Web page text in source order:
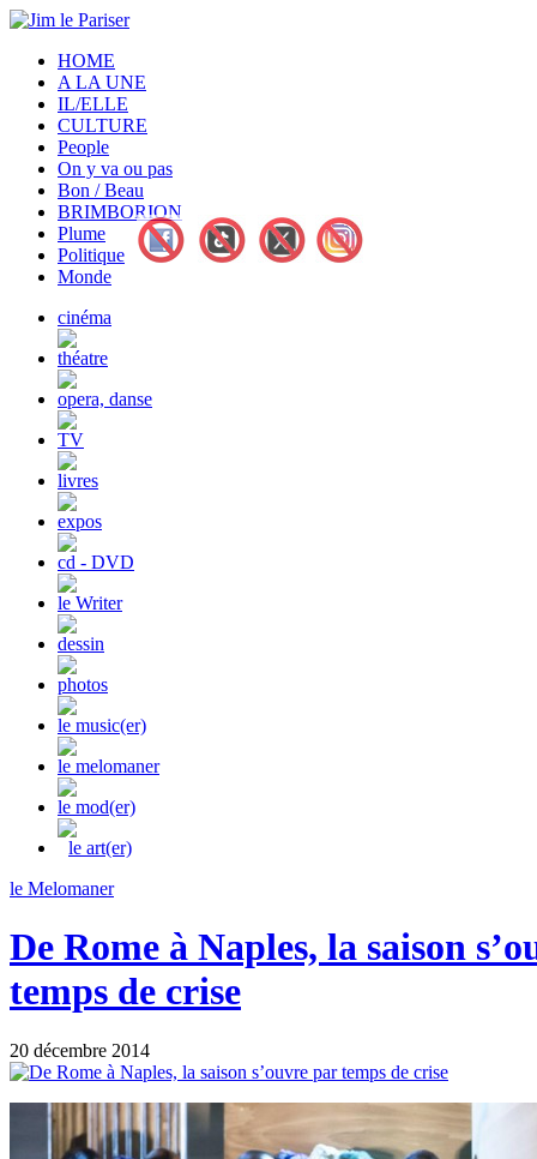
HOME
A LA UNE
IL/ELLE
CULTURE
People
On y va ou pas
Bon / Beau
BRIMBORION
Plume
Politique
Monde
cinéma
théatre
opera, danse
TV
livres
expos
cd - DVD
le Writer
dessin
photos
le music(er)
le melomaner
le mod(er)
le art(er)
le Melomaner
De Rome à Naples, la saison
temps de crise
20 décembre 2014